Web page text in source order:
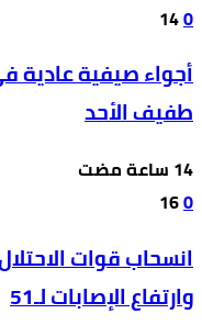
0
14
أجواء صيفية عادية
طفيف الأحد
0
16
انسحاب قوات
وارتفاع الإصابات لـ51